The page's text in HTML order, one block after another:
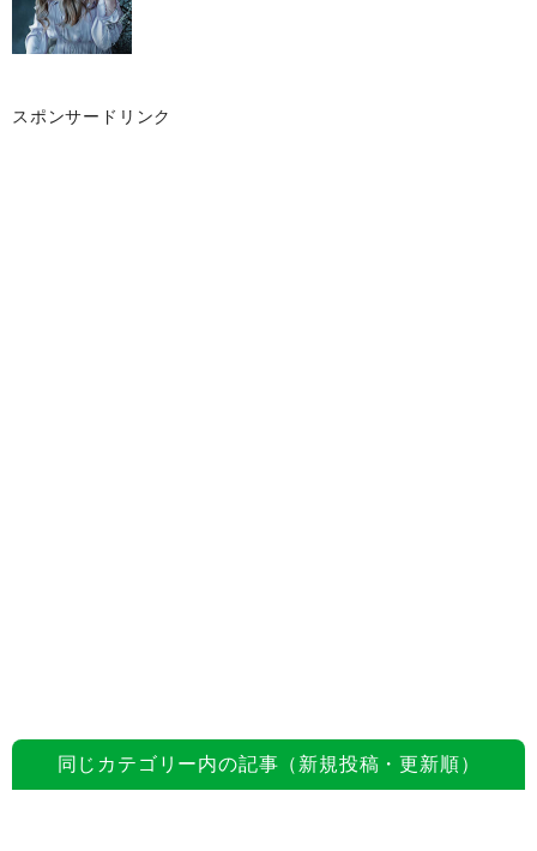
スポンサードリンク
同じカテゴリー内の記事（新規投稿・更新順）